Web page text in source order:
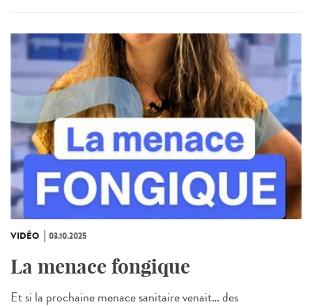
VIDÉO 03.10.2025
La menace fongique
Et si la prochaine menace sanitaire venait… des